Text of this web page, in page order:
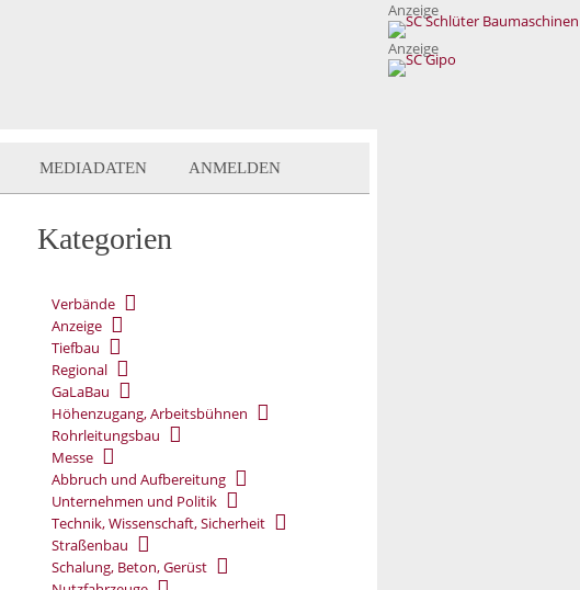
Anzeige
Anzeige
MEDIADATEN ANMELDEN
Kategorien
Verbände
Anzeige
Tiefbau
Regional
GaLaBau
Höhenzugang, Arbeitsbühnen
Rohrleitungsbau
Messe
Abbruch und Aufbereitung
Unternehmen und Politik
Technik, Wissenschaft, Sicherheit
Straßenbau
Schalung, Beton, Gerüst